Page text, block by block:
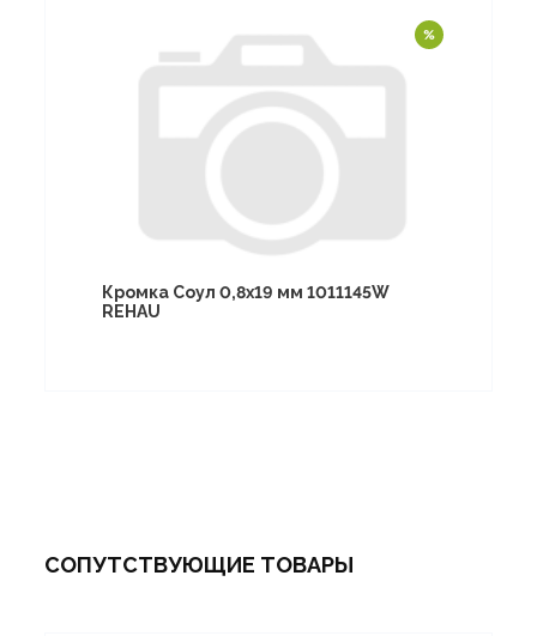
Кромка Соул 0,8х19 мм 1011145W
REHAU
СОПУТСТВУЮЩИЕ ТОВАРЫ